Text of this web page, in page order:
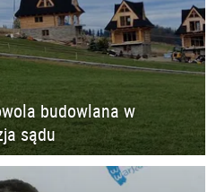
budowlana w
sądu